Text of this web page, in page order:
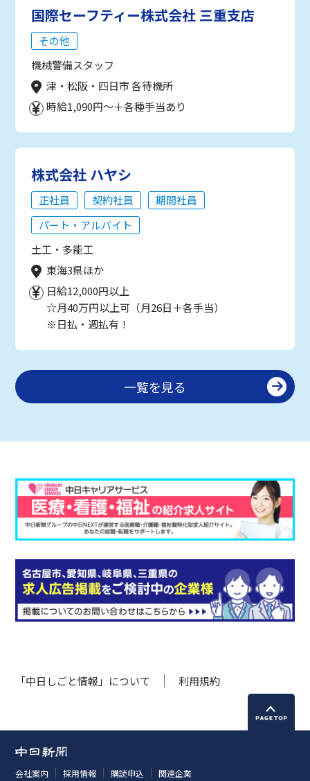
国際セーフティー株式会社 三重支店
その他
機械警備スタッフ
津・松阪・四日市 各待機所
時給1,090円～＋各種手当あり
株式会社 ハヤシ
正社員 契約社員
期間社員
パート・アルバイト
土工・多能工
東海3県ほか
日給12,000円以上
☆月40万円以上可（月26日＋各手当）
※日払・週払有！
一覧を見る
「中日しごと情報」について 利用規約
会社案内 採用情報 購読申込 関連企業